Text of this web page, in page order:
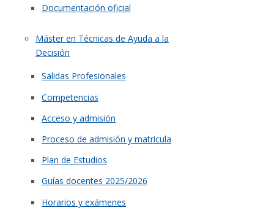
Documentación oficial
Máster en Técnicas de Ayuda a la
Decisión
Salidas Profesionales
Competencias
Acceso y admisión
Proceso de admisión y matricula
Plan de Estudios
Guías docentes 2025/2026
Horarios y exámenes